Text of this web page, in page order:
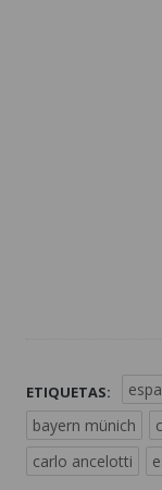
ETIQUETAS:
bayern münich
carlo ancelotti